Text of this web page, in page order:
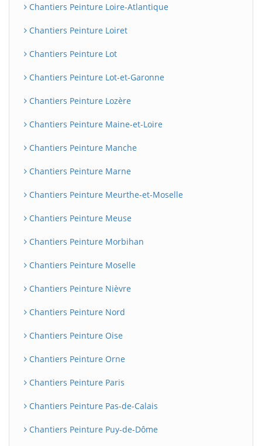
Chantiers Peinture Loire-Atlantique
Chantiers Peinture Loiret
Chantiers Peinture Lot
Chantiers Peinture Lot-et-Garonne
Chantiers Peinture Lozère
Chantiers Peinture Maine-et-Loire
Chantiers Peinture Manche
Chantiers Peinture Marne
Chantiers Peinture Meurthe-et-Moselle
Chantiers Peinture Meuse
Chantiers Peinture Morbihan
Chantiers Peinture Moselle
Chantiers Peinture Nièvre
Chantiers Peinture Nord
Chantiers Peinture Oise
Chantiers Peinture Orne
Chantiers Peinture Paris
Chantiers Peinture Pas-de-Calais
Chantiers Peinture Puy-de-Dôme